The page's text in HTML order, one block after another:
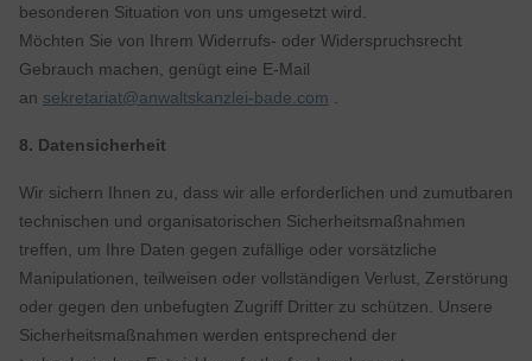
besonderen Situation von uns umgesetzt wird.
Möchten Sie von Ihrem Widerrufs- oder Widerspruchsrecht
Gebrauch machen, genügt eine E-Mail
an sekretariat@anwaltskanzlei-bade.com .
8. Datensicherheit
Wir sichern Ihnen zu, dass wir alle erforderlichen und zumutbaren
technischen und organisatorischen Sicherheitsmaßnahmen
treffen, um Ihre Daten gegen zufällige oder vorsätzliche
Manipulationen, teilweisen oder vollständigen Verlust, Zerstörung
oder gegen den unbefugten Zugriff Dritter zu schützen. Unsere
Sicherheitsmaßnahmen werden entsprechend der